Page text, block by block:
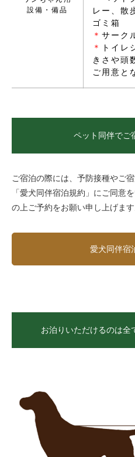
設備・備品
レー、散
ゴミ箱
＊ サーク
＊
トイレ
きさや頭
ご用意と
ペット同伴でご
ご宿泊の際には、予防接種やご
「愛犬同伴宿泊規約」にご同意
の上ご予約をお願い申し上げます
愛犬同伴
お泊りいただけるのは全